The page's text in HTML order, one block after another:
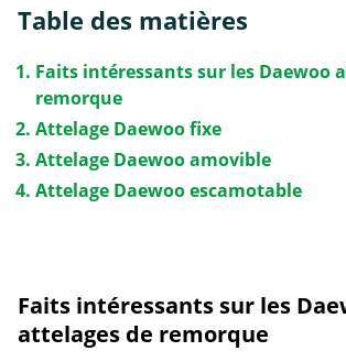
Table des matières
Faits intéressants sur les Daewoo
remorque
Attelage Daewoo fixe
Attelage Daewoo amovible
Attelage Daewoo escamotable
Faits intéressants sur les
attelages de remorque